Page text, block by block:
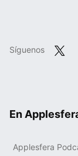
Síguenos
En
Applesfera